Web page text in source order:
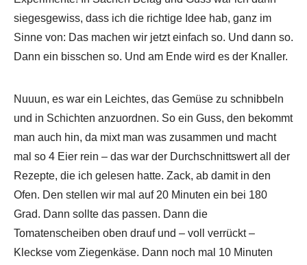
siegesgewiss, dass ich die richtige Idee hab, ganz im
Sinne von: Das machen wir jetzt einfach so. Und dann so.
Dann ein bisschen so. Und am Ende wird es der Knaller.
Nuuun, es war ein Leichtes, das Gemüse zu schnibbeln
und in Schichten anzuordnen. So ein Guss, den bekommt
man auch hin, da mixt man was zusammen und macht
mal so 4 Eier rein – das war der Durchschnittswert all der
Rezepte, die ich gelesen hatte. Zack, ab damit in den
Ofen. Den stellen wir mal auf 20 Minuten ein bei 180
Grad. Dann sollte das passen. Dann die
Tomatenscheiben oben drauf und – voll verrückt –
Kleckse vom Ziegenkäse. Dann noch mal 10 Minuten